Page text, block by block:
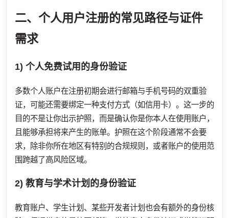
二、个人用户注册的常见路径与证件
需求
1) 个人免费试用的身份验证
多数个人账户在注册初期会进行邮箱与手机号码的双重验
证，可能还需要绑定一种支付方式（如信用卡）。这一步的
目的不是让你出示护照，而是确认你是你本人在使用账户，
且能够承担将来产生的账单。护照在这个阶段通常不会要
求，除非你所在地区有特别的合规规则，或者账户的使用范
围跨越了高风险区域。
2) 教育与学术计划的身份验证
教育账户、学生计划、某些开发者计划也会有额外的身份核